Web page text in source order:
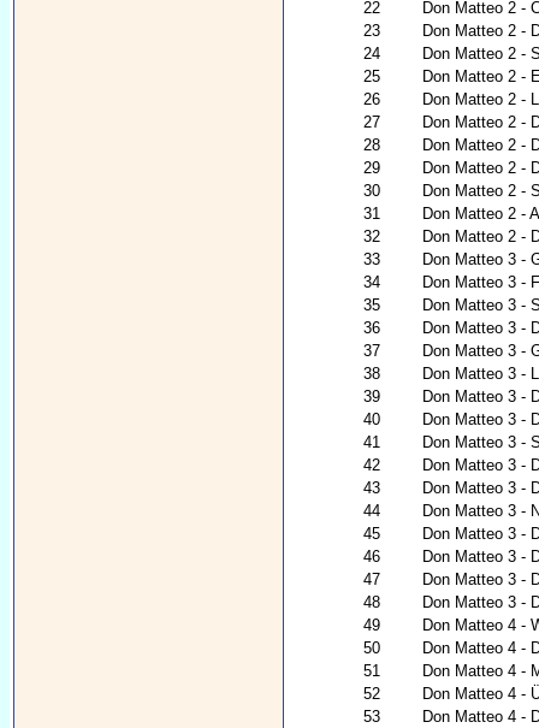
22
Don Matteo 2 -
23
Don Matteo 2 -
24
Don Matteo 2 -
25
Don Matteo 2 -
26
Don Matteo 2 -
27
Don Matteo 2 -
28
Don Matteo 2 -
29
Don Matteo 2 -
30
Don Matteo 2 -
31
Don Matteo 2 -
32
Don Matteo 2 -
33
Don Matteo 3 -
34
Don Matteo 3 -
35
Don Matteo 3 -
36
Don Matteo 3 -
37
Don Matteo 3 -
38
Don Matteo 3 -
39
Don Matteo 3 -
40
Don Matteo 3 -
41
Don Matteo 3 -
42
Don Matteo 3 -
43
Don Matteo 3 -
44
Don Matteo 3 -
45
Don Matteo 3 -
46
Don Matteo 3 -
47
Don Matteo 3 -
48
Don Matteo 3 -
49
Don Matteo 4 -
50
Don Matteo 4 -
51
Don Matteo 4 -
52
Don Matteo 4 -
53
Don Matteo 4 -